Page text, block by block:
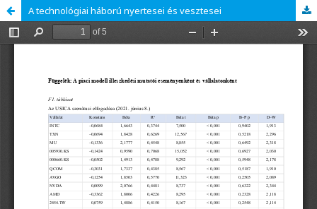
A technológiai háború nyertesei és vesztesei